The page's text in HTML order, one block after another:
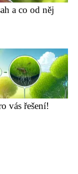
a co od něj
vás řešení!